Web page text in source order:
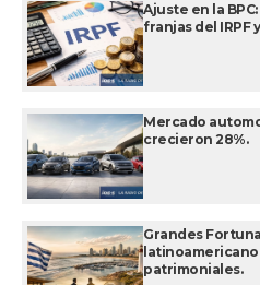
Ajuste en la
franjas del IRPF
Mercado
crecieron 28%.
Grandes
patrimoniales.